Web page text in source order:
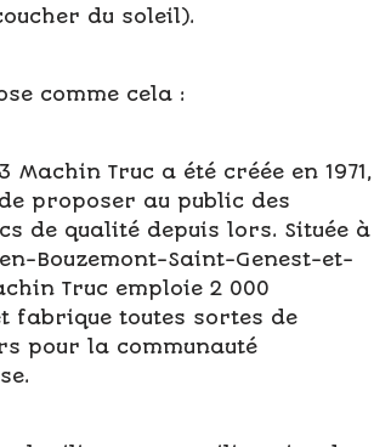
du soleil).
comme cela :
Machin Truc a été créée en 1971,
proposer au public des
de qualité depuis lors. Située à
Bouzemont-Saint-Genest-et-
Truc emploie 2 000
fabrique toutes sortes de
pour la communauté